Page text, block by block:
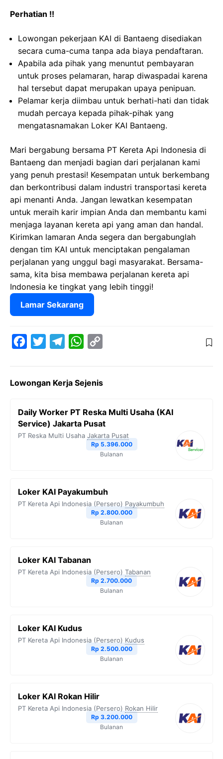
Perhatian !!
Lowongan pekerjaan KAI di Bantaeng disediakan
secara cuma-cuma tanpa ada biaya pendaftaran.
Apabila ada pihak yang menuntut pembayaran
untuk proses pelamaran, harap diwaspadai karena
hal tersebut dapat merupakan upaya penipuan.
Pelamar kerja diimbau untuk berhati-hati dan tidak
mudah percaya kepada pihak-pihak yang
mengatasnamakan Loker KAI Bantaeng.
Mari bergabung bersama PT Kereta Api Indonesia di
Bantaeng dan menjadi bagian dari perjalanan kami
yang penuh prestasi! Kesempatan untuk berkembang
dan berkontribusi dalam industri transportasi kereta
api menanti Anda. Jangan lewatkan kesempatan
untuk meraih karir impian Anda dan membantu kami
menjaga layanan kereta api yang aman dan handal.
Kirimkan lamaran Anda segera dan bergabunglah
dengan tim KAI untuk menciptakan pengalaman
perjalanan yang unggul bagi masyarakat. Bersama-
sama, kita bisa membawa perjalanan kereta api
Indonesia ke tingkat yang lebih tinggi!
Lamar Sekarang
e
o
o
t
e
r
e
r
a
W
t
A
y
i
n
k
Lowongan Kerja Sejenis
Daily Worker PT Reska Multi Usaha (KAI
Service) Jakarta Pusat
PT Reska Multi Usaha Jakarta Pusat
Rp 5.396.000
Bulanan
Loker KAI Payakumbuh
PT Kereta Api Indonesia (Persero) Payakumbuh
Rp 2.800.000
Bulanan
Loker KAI Tabanan
PT Kereta Api Indonesia (Persero) Tabanan
Rp 2.700.000
Bulanan
Loker KAI Kudus
PT Kereta Api Indonesia (Persero) Kudus
Rp 2.500.000
Bulanan
Loker KAI Rokan Hilir
PT Kereta Api Indonesia (Persero) Rokan Hilir
Rp 3.200.000
Bulanan